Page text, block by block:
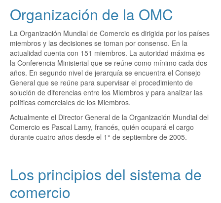
Organización de la OMC
La Organización Mundial de Comercio es dirigida por los países
miembros y las decisiones se toman por consenso. En la
actualidad cuenta con 151 miembros. La autoridad máxima es
la Conferencia Ministerial que se reúne como mínimo cada dos
años. En segundo nivel de jerarquía se encuentra el Consejo
General que se reúne para supervisar el procedimiento de
solución de diferencias entre los Miembros y para analizar las
políticas comerciales de los Miembros.
Actualmente el Director General de la Organización Mundial del
Comercio es Pascal Lamy, francés, quién ocupará el cargo
durante cuatro años desde el 1° de septiembre de 2005.
Los principios del sistema de
comercio